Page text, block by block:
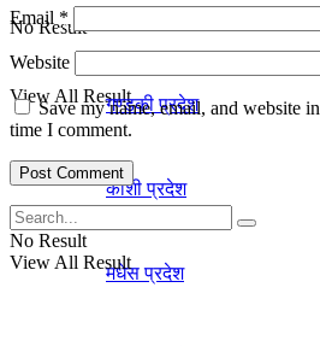
No Result
View All Result
प्रदेश
गण्डकी प्रदेश
काेशी प्रदेश
मधेस प्रदेश
Email *
Website
Save my name, email, and website
time I comment.
No Result
View All Result